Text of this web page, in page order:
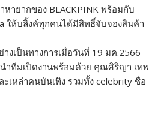
ายากของ BLACKPINK พร้อมกับ
ให้บลิ้งค์ทุกคนได้มีสิทธิ์จับจองสินค้า
างเป็นทางการเมื่อวันที่ 19 มค.2566
ำทีมเปิดงานพร้อมด้วย คุณศิริญา เทพ
เหล่าคนบันเทิง รวมทั้ง celebrity ชื่อ